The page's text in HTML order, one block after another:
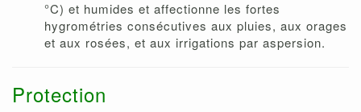
°C) et humides et affectionne les fortes
hygrométries consécutives aux pluies, aux orages
et aux rosées, et aux irrigations par aspersion.
Protection